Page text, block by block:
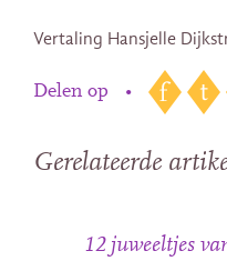
Vertaling Hansjelle
Delen op •
Gerelateerde
12 juweeltjes